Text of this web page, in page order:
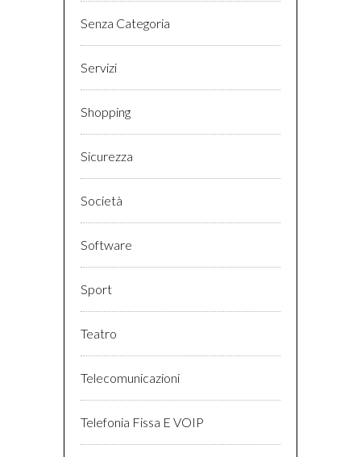
Senza Categoria
Servizi
Shopping
Sicurezza
Società
Software
Sport
Teatro
Telecomunicazioni
Telefonia Fissa E VOIP